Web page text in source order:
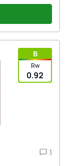
B
Rw
0.92
1